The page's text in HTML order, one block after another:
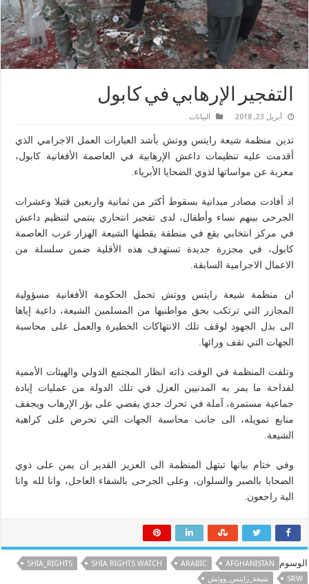
التفجير الإرهابي في كابول
أبريل 23, 2018 البیانات
تدين منظمة شيعة رايتس ووتش بأشد العبارات العمل الاجرامي الذي
أقدمت عليه تنظيمات داعش الإرهابية في العاصمة الأفغانية كابول،
معربة عن مواساتها لذوي الضحايا الأبرياء.
اذ أفادت مصادر ميدانية بسقوط أكثر من ثمانية واربعين قتيلا وعشرات
الجرحى بينهم نساء وأطفال، لدى تفجير انتحاري ينتمي لتنظيم داعش
في مركز انتخابي يقع في منطقة يقطنها الشيعة الهزار غرب العاصمة
كابول، في مجزرة جديدة تستهدف هذه الأقلية ضمن سلسلة من
الاعمال الاجرامية السابقة.
ان منظمة شيعة رايتس ووتش تحمل الحكومة الأفغانية مسؤولية
المجازر التي ترتكب بحق مواطنيها من المسلمين الشيعة، داعية إياها
الى بذل الجهود لوقف تلك الانتهاكات الخطيرة والعمل على محاسبة
الجهات التي تقف ورائها.
وتلفت المنظمة في الوقت ذاته انظار المجتمع الدولي والهيئات الأممية
لفداحة ما يمر به المدنيين العزل في تلك الدولة من عمليات إبادة
جماعية مستمرة، آملة في تحرك جدي يقضي على بؤر الإرهاب ويجفف
منابع تمويله، الى جانب محاسبة الجهات التي تحرض على كراهية
الشيعة.
وفي ختام بيانها تبتهل المنظمة الى العزيز القدير ان يمن على ذوي
الضحايا بالصبر والسلوان، وعلى الجرحى بالشفاء العاجل، وانا لله وانا
الية راجعون.
الوسوم AFGHANISTAN
ARABIC
SHIA RIGHTS WATCH
SHIA_RIGHTS
SRW
شيعة_رايتس_ووتش